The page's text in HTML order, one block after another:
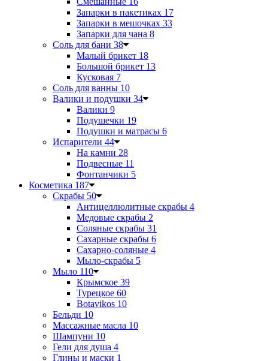
Запарки в пакетиках 17
Запарки в мешочках 33
Запарки для чана 8
Соль для бани 38
Малый брикет 18
Большой брикет 13
Кусковая 7
Соль для ванны 10
Валики и подушки 34
Валики 9
Подушечки 19
Подушки и матрасы 6
Испарители 44
На камни 28
Подвесные 11
Фонтанчики 5
Косметика 187
Скрабы 50
Антицеллюлитные скрабы 4
Медовые скрабы 2
Соляные скрабы 31
Сахарные скрабы 6
Сахарно-соляные 4
Мыло-скрабы 5
Мыло 110
Крымское 39
Турецкое 60
Botavikos 10
Бельди 10
Массажные масла 10
Шампуни 10
Гели для душа 4
Глины и маски 1